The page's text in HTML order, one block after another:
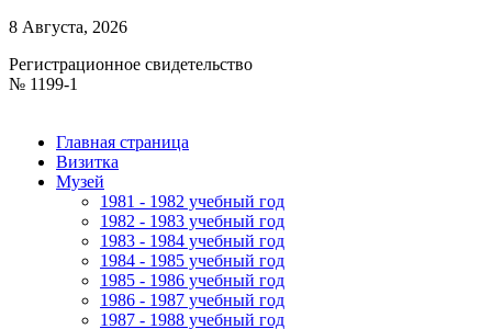
8 Августа, 2026
Регистрационное свидетельство
№ 1199-1
Главная страница
Визитка
Музей
1981 - 1982 учебный год
1982 - 1983 учебный год
1983 - 1984 учебный год
1984 - 1985 учебный год
1985 - 1986 учебный год
1986 - 1987 учебный год
1987 - 1988 учебный год